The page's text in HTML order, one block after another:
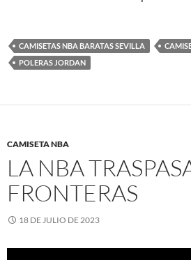
CAMISETAS NBA BARATAS SEVILLA
POLERAS JORDAN
CAMISETA NBA
LA NBA
FRONTERAS
18 DE JULIO DE 2023